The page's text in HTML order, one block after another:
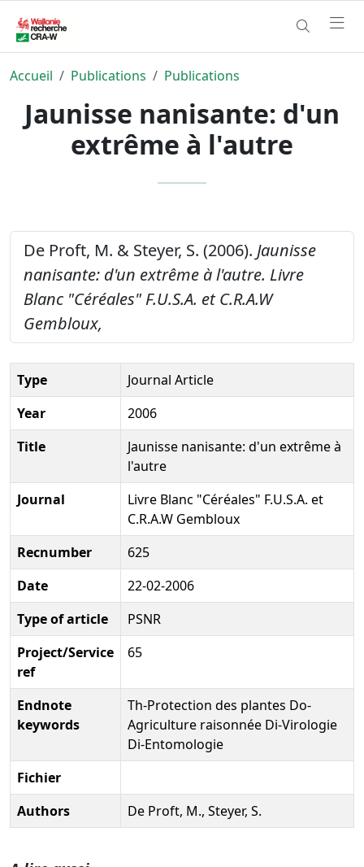
Accueil Publications Publications
Jaunisse nanisante: d'un
extrême à l'autre
De Proft, M. & Steyer, S. (2006). Jaunisse
nanisante: d'un extrême à l'autre. Livre
Blanc "Céréales" F.U.S.A. et C.R.A.W
Gembloux,
Type
Journal Article
Year
2006
Title
Jaunisse nanisante: d'un extrême à
l'autre
Journal
Livre Blanc "Céréales" F.U.S.A. et
C.R.A.W Gembloux
Recnumber
625
Date
22-02-2006
Type of article
PSNR
Project/Service
ref
65
Endnote
keywords
Th-Protection des plantes Do-
Agriculture raisonnée Di-Virologie
Di-Entomologie
Fichier
Authors
De Proft, M., Steyer, S.